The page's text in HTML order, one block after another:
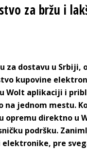
za bržu i
za dostavu u Srbiji,
kupovine
Wolt aplikaciji i
jednom mestu.
opremu direktno u
podršku.
pre